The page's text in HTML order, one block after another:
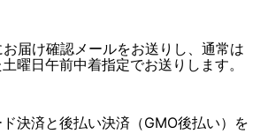
届け確認メールをお送りし、通常は
曜日午前中着指定でお送りします。
決済と後払い決済（GMO後払い）を